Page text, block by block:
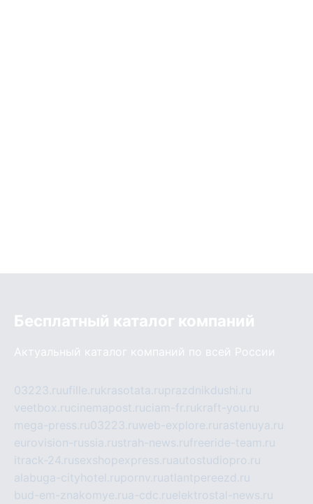
Бесплатный каталог компаний
Актуальный каталог компаний по всей России
03223.ruufille.rukrasotata.ruprazdnikdushi.ru
veetbox.rucinemapost.ruciam-fr.rukraft-you.ru
mega-press.ru03223.ruweb-explore.ru rastenuya.ru
eurovision-russia.rustrah-news.rufreeride-team.ru
itrack-24.rusexshopexpress.ruautostudiopro.ru
alabuga-cityhotel.rupornv.ruatlantpereezd.ru
bud-em-znakomye.rua-cdc.ruelektrostal-news.ru